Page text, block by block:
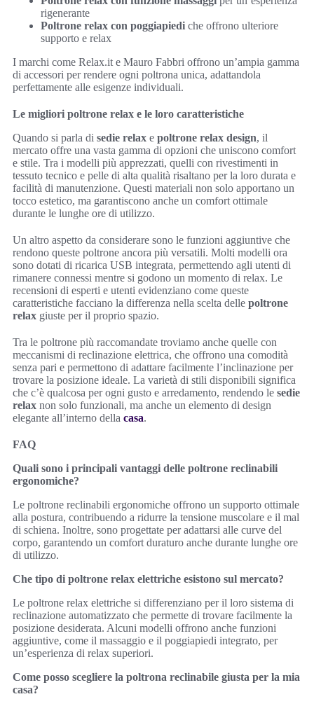
rigenerante
Poltrone relax con poggiapiedi che offrono ulteriore
supporto e relax
I marchi come Relax.it e Mauro Fabbri offrono un’ampia gamma
di accessori per rendere ogni poltrona unica, adattandola
perfettamente alle esigenze individuali.
Le migliori poltrone relax e le loro caratteristiche
Quando si parla di sedie relax e poltrone relax design, il
mercato offre una vasta gamma di opzioni che uniscono comfort
e stile. Tra i modelli più apprezzati, quelli con rivestimenti in
tessuto tecnico e pelle di alta qualità risaltano per la loro durata e
facilità di manutenzione. Questi materiali non solo apportano un
tocco estetico, ma garantiscono anche un comfort ottimale
durante le lunghe ore di utilizzo.
Un altro aspetto da considerare sono le funzioni aggiuntive che
rendono queste poltrone ancora più versatili. Molti modelli ora
sono dotati di ricarica USB integrata, permettendo agli utenti di
rimanere connessi mentre si godono un momento di relax. Le
recensioni di esperti e utenti evidenziano come queste
caratteristiche facciano la differenza nella scelta delle poltrone
relax giuste per il proprio spazio.
Tra le poltrone più raccomandate troviamo anche quelle con
meccanismi di reclinazione elettrica, che offrono una comodità
senza pari e permettono di adattare facilmente l’inclinazione per
trovare la posizione ideale. La varietà di stili disponibili significa
che c’è qualcosa per ogni gusto e arredamento, rendendo le sedie
relax non solo funzionali, ma anche un elemento di design
elegante all’interno della casa.
FAQ
Quali sono i principali vantaggi delle poltrone reclinabili
ergonomiche?
Le poltrone reclinabili ergonomiche offrono un supporto ottimale
alla postura, contribuendo a ridurre la tensione muscolare e il mal
di schiena. Inoltre, sono progettate per adattarsi alle curve del
corpo, garantendo un comfort duraturo anche durante lunghe ore
di utilizzo.
Che tipo di poltrone relax elettriche esistono sul mercato?
Le poltrone relax elettriche si differenziano per il loro sistema di
reclinazione automatizzato che permette di trovare facilmente la
posizione desiderata. Alcuni modelli offrono anche funzioni
aggiuntive, come il massaggio e il poggiapiedi integrato, per
un’esperienza di relax superiori.
Come posso scegliere la poltrona reclinabile giusta per la mia
casa?